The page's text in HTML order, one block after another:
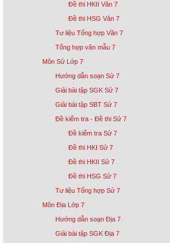
Đề thi HKII Văn 7
Đề thi HSG Văn 7
Tư liệu Tổng hợp Văn 7
Tổng hợp văn mẫu 7
Môn Sử Lớp 7
Hướng dẫn soạn Sử 7
Giải bài tập SGK Sử 7
Giải bài tập SBT Sử 7
Đề kiểm tra - Đề thi Sử 7
Đề kiểm tra Sử 7
Đề thi HKI Sử 7
Đề thi HKII Sử 7
Đề thi HSG Sử 7
Tư liệu Tổng hợp Sử 7
Môn Địa Lớp 7
Hướng dẫn soạn Địa 7
Giải bài tập SGK Địa 7